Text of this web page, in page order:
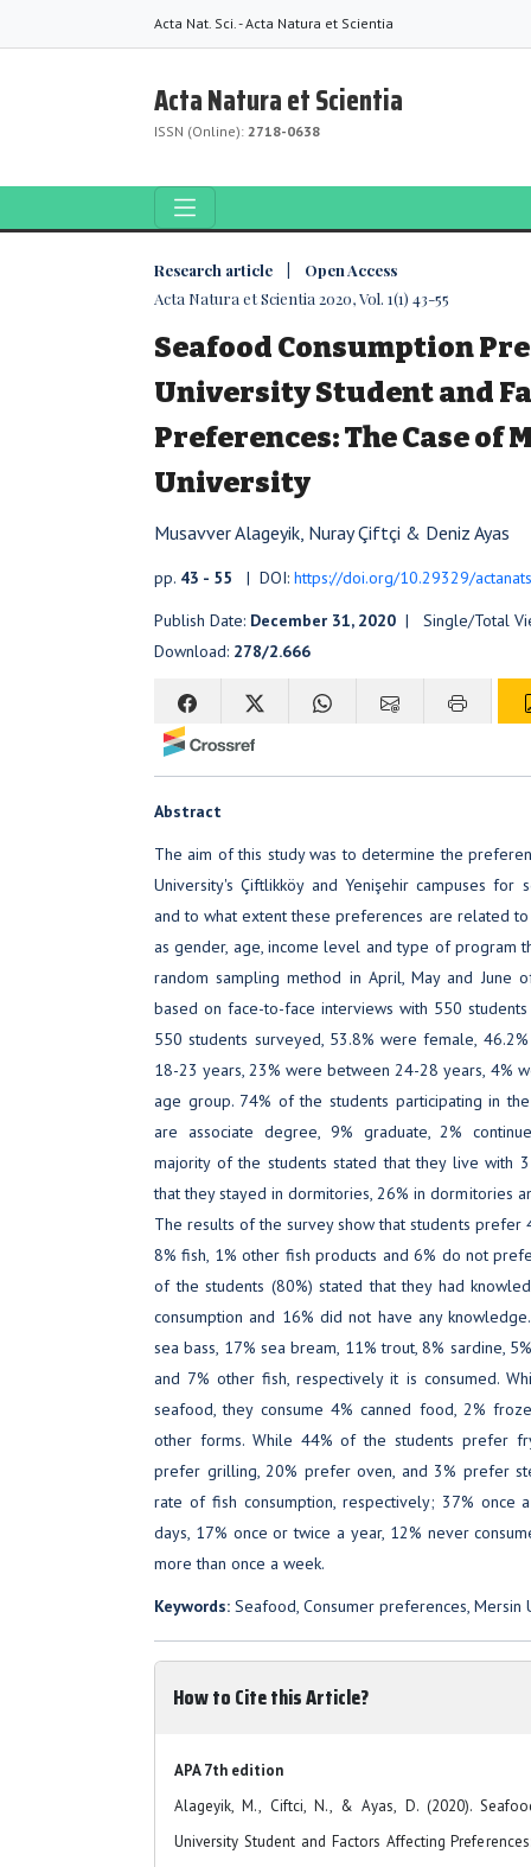
Acta Nat. Sci. - Acta Natura et Scientia
Acta Natura et Scientia
ISSN (Online): 2718-0638
Research article | Open Access
Acta Natura et Scientia 2020, Vol. 1(1) 43-55
Seafood Consumption
University Student and
Preferences: The Case of
University
Musavver Alageyik, Nuray Çiftçi & Deniz Ayas
pp. 43 - 55 | DOI: https://doi.org/10.29329/
Publish Date: December 31, 2020 | Single/Total
Download: 278/2.666
Abstract
The aim of this study was to determine the
University's Çiftlikköy and Yenişehir campuses for
and to what extent these preferences are related to
as gender, age, income level and type of program
random sampling method in April, May and June
based on face-to-face interviews with 550
550 students surveyed, 53.8% were female,
18-23 years, 23% were between 24-28 years, 4%
age group. 74% of the students participating in
are associate degree, 9% graduate, 2%
majority of the students stated that they live with
that they stayed in dormitories, 26% in dormitories
The results of the survey show that students prefer
8% fish, 1% other fish products and 6% do not
of the students (80%) stated that they had
consumption and 16% did not have any
sea bass, 17% sea bream, 11% trout, 8% sardine,
and 7% other fish, respectively it is consumed.
seafood, they consume 4% canned food, 2%
other forms. While 44% of the students prefer
prefer grilling, 20% prefer oven, and 3% prefer
rate of fish consumption, respectively; 37% once
days, 17% once or twice a year, 12% never
more than once a week.
Keywords: Seafood, Consumer preferences, Mersin
How to Cite this Article?
APA 7th edition
Alageyik, M., Ciftci, N., & Ayas, D. (2020).
University Student and Factors Affecting